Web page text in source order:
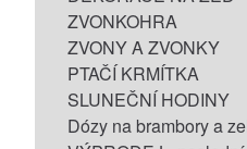
ZVONKOHRA
ZVONY A ZVONKY
PTAČÍ KRMÍTKA
SLUNEČNÍ HODINY
Dózy na brambory a